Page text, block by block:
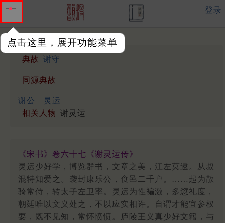
点击这里，展开功能菜单
登录
典故 谢守
同源典故
谢公
灵运
相关人物 谢灵运
《宋书》卷六十七《谢灵运传》
灵运少好学，博览群书，文章之美，江左莫逮。从叔
混特知爱之。袭封康乐公，食邑二千户。……起为散
骑常侍，转太子左卫率。灵运为性褊激，多愆礼度，
朝廷唯以文义处之，不以应实相许。自谓才能宜参权
要，既不见知，常怀愤愤。庐陵王义真少好文籍，与